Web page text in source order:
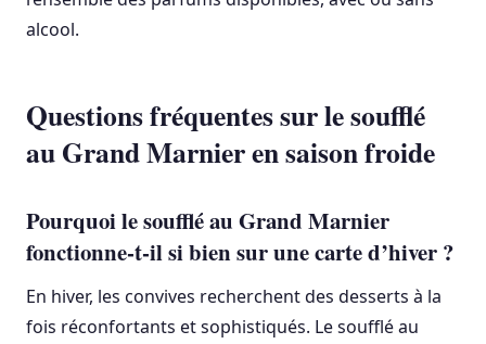
alcool.
Questions fréquentes sur le soufflé
au Grand Marnier en saison froide
Pourquoi le soufflé au Grand Marnier
fonctionne-t-il si bien sur une carte d’hiver ?
En hiver, les convives recherchent des desserts à la
fois réconfortants et sophistiqués. Le soufflé au